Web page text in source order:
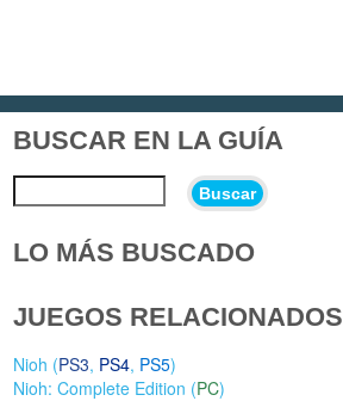
BUSCAR EN LA GUÍA
Buscar
LO MÁS BUSCADO
JUEGOS RELACIONADOS
Nioh (PS3, PS4, PS5)
Nioh: Complete Edition (PC)